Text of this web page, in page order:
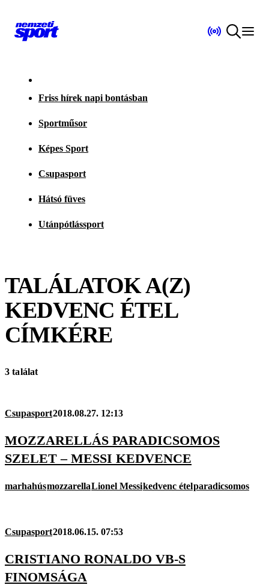
Friss hírek napi bontásban
Sportműsor
Képes Sport
Csupasport
Hátsó füves
Utánpótlássport
TALÁLATOK A(Z)
KEDVENC ÉTEL
CÍMKÉRE
3 találat
Csupasport2018.08.27. 12:13
MOZZARELLÁS PARADICSOMOS
SZELET – MESSI KEDVENCE
marhahúsmozzarellaLionel Messikedvenc ételparadicsomos
Csupasport2018.06.15. 07:53
CRISTIANO RONALDO VB-S
FINOMSÁGA